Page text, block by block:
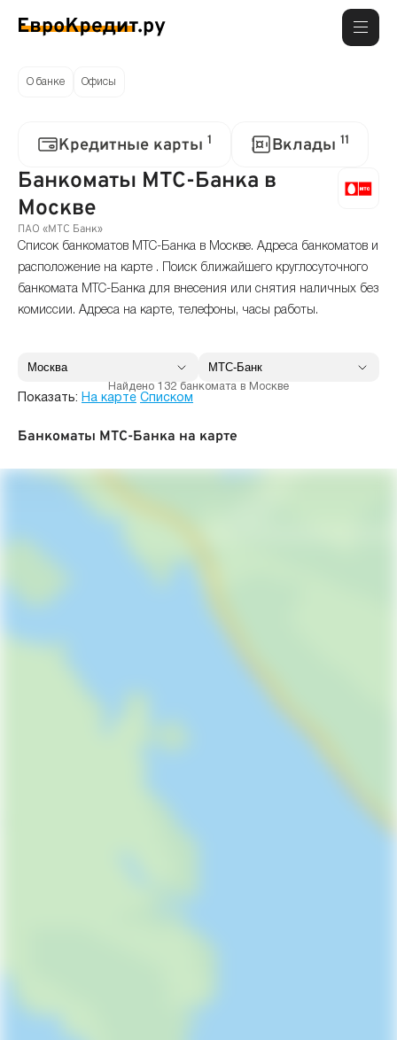
О банке Офисы
Кредитные карты 1 Вклады 11
Банкоматы МТС-Банка в
Москве
ПАО «МТС Банк»
Список банкоматов МТС-Банка в Москве. Адреса банкоматов и
расположение на карте . Поиск ближайшего круглосуточного
банкомата МТС-Банка для внесения или снятия наличных без
комиссии. Адреса на карте, телефоны, часы работы.
Найдено 132 банкомата в Москве
Показать: На карте Списком
Банкоматы МТС-Банка на карте